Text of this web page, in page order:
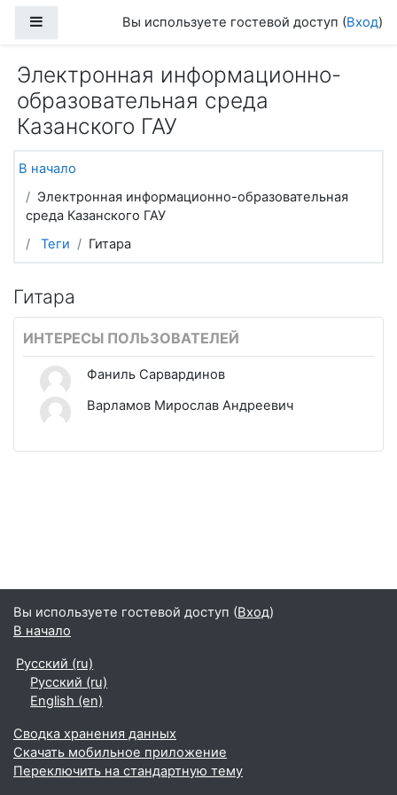
Боковая панельВы используете гостевой доступ (Вход)
Электронная информационно-
образовательная среда
Казанского ГАУ
В начало
Электронная информационно-образовательная
среда Казанского ГАУ
Теги
Гитара
Гитара
ИНТЕРЕСЫ ПОЛЬЗОВАТЕЛЕЙ
Фаниль Сарвардинов
Варламов Мирослав Андреевич
Вы используете гостевой доступ (Вход)
В начало
Русский ‎(ru)‎
Русский ‎(ru)‎
English ‎(en)‎
Сводка хранения данных
Скачать мобильное приложение
Переключить на стандартную тему